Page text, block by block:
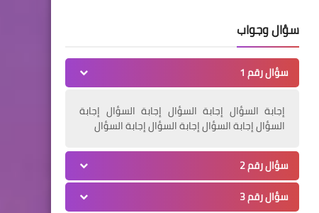
سؤال وجواب
سؤال رقم 1
إجابة السؤال إجابة السؤال إجابة السؤال إجابة
السؤال إجابة السؤال إجابة السؤال إجابة السؤال
سؤال رقم 2
سؤال رقم 3